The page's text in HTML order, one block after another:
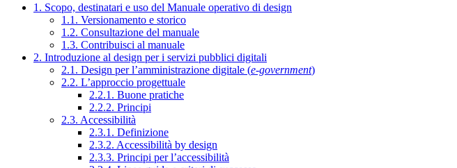
1. Scopo, destinatari e uso del Manuale operativo di design
1.1. Versionamento e storico
1.2. Consultazione del manuale
1.3. Contribuisci al manuale
2. Introduzione al design per i servizi pubblici digitali
2.1. Design per l’amministrazione digitale (e-government)
2.2. L’approccio progettuale
2.2.1. Buone pratiche
2.2.2. Principi
2.3. Accessibilità
2.3.1. Definizione
2.3.2. Accessibilità by design
2.3.3. Principi per l’accessibilità